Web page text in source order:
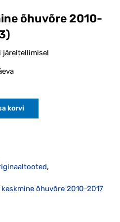
õhuvõre 2010-
järeltellimisel
korvi
,
õhuvõre 2010-2017